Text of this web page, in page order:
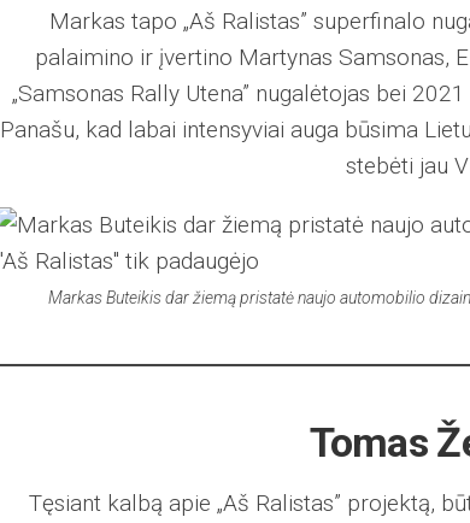
Markas tapo „Aš Ralistas” superfinalo
palaimino ir įvertino Martynas Samsonas,
„Samsonas Rally Utena” nugalėtojas bei
Panašu, kad labai intensyviai auga būsima
stebėti jau
Markas Buteikis dar žiemą pristatė naujo automobilio
Tomas
Tęsiant kalbą apie „Aš Ralistas” projektą,